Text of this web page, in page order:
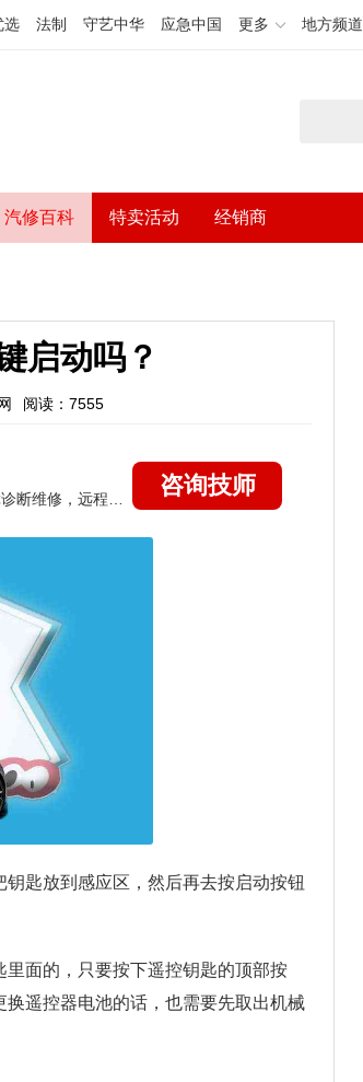
选 法制 守艺中华 应急中国 更多 地方频道
汽修百科 特卖活动 经销商
启动吗？
阅读：7555
咨询技师
匙放到感应区，然后再去按启动按钮
面的，只要按下遥控钥匙的顶部按
遥控器电池的话，也需要先取出机械